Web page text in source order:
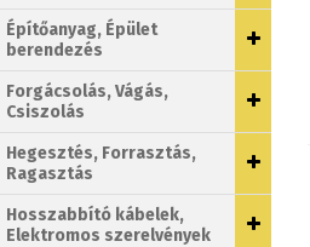
Építőanyag, Épület
berendezés
Forgácsolás, Vágás,
Csiszolás
Hegesztés, Forrasztás,
Ragasztás
Hosszabbító kábelek,
Elektromos szerelvények